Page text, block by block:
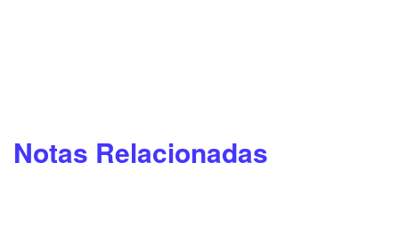
Notas Relacionadas